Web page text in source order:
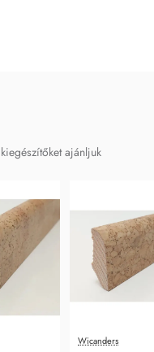
ajánljuk
Wicanders